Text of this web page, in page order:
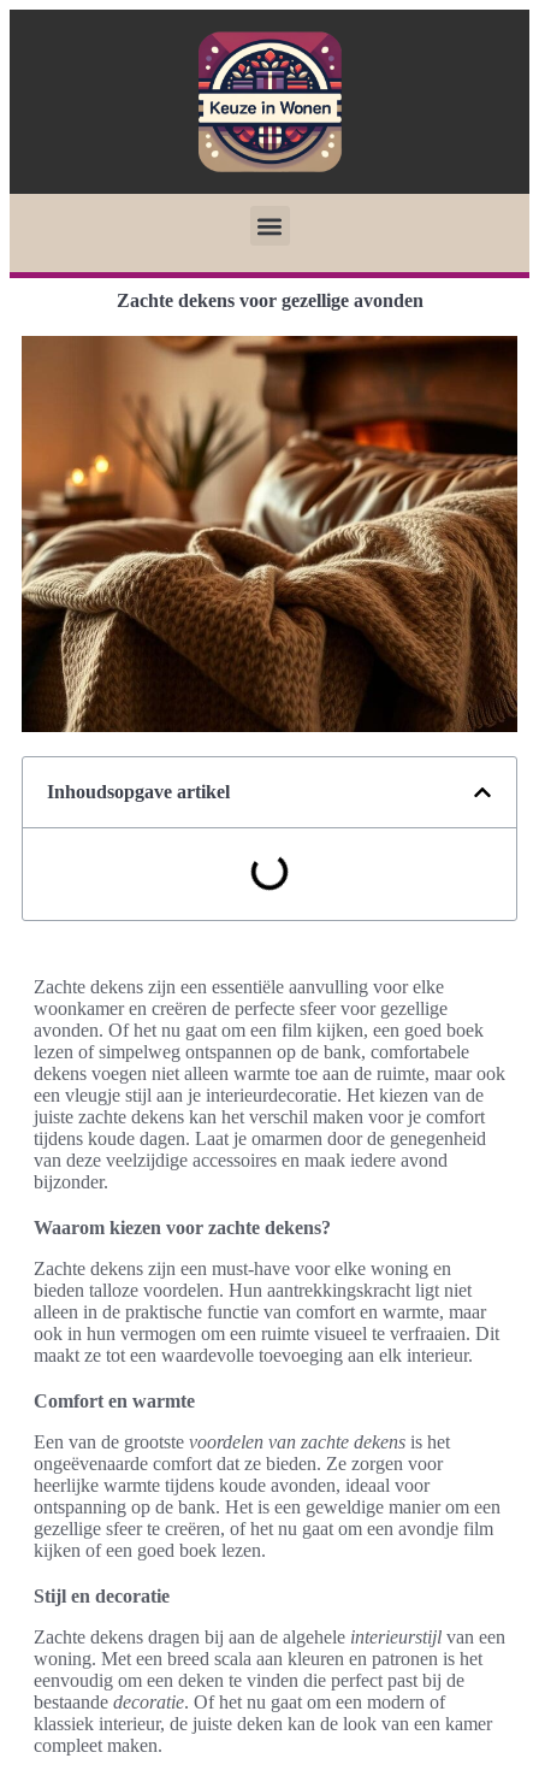
Zachte dekens voor gezellige avonden
Inhoudsopgave artikel
Zachte dekens zijn een essentiële aanvulling voor elke
woonkamer en creëren de perfecte sfeer voor gezellige
avonden. Of het nu gaat om een film kijken, een goed boek
lezen of simpelweg ontspannen op de bank, comfortabele
dekens voegen niet alleen warmte toe aan de ruimte, maar ook
een vleugje stijl aan je interieurdecoratie. Het kiezen van de
juiste zachte dekens kan het verschil maken voor je comfort
tijdens koude dagen. Laat je omarmen door de genegenheid
van deze veelzijdige accessoires en maak iedere avond
bijzonder.
Waarom kiezen voor zachte dekens?
Zachte dekens zijn een must-have voor elke woning en
bieden talloze voordelen. Hun aantrekkingskracht ligt niet
alleen in de praktische functie van comfort en warmte, maar
ook in hun vermogen om een ruimte visueel te verfraaien. Dit
maakt ze tot een waardevolle toevoeging aan elk interieur.
Comfort en warmte
Een van de grootste voordelen van zachte dekens is het
ongeëvenaarde comfort dat ze bieden. Ze zorgen voor
heerlijke warmte tijdens koude avonden, ideaal voor
ontspanning op de bank. Het is een geweldige manier om een
gezellige sfeer te creëren, of het nu gaat om een avondje film
kijken of een goed boek lezen.
Stijl en decoratie
Zachte dekens dragen bij aan de algehele interieurstijl van een
woning. Met een breed scala aan kleuren en patronen is het
eenvoudig om een deken te vinden die perfect past bij de
bestaande decoratie. Of het nu gaat om een modern of
klassiek interieur, de juiste deken kan de look van een kamer
compleet maken.